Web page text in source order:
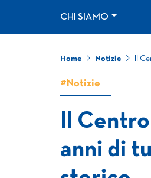
CHI SIAMO
Home Notizie Il
#Notizie
Il
anni di